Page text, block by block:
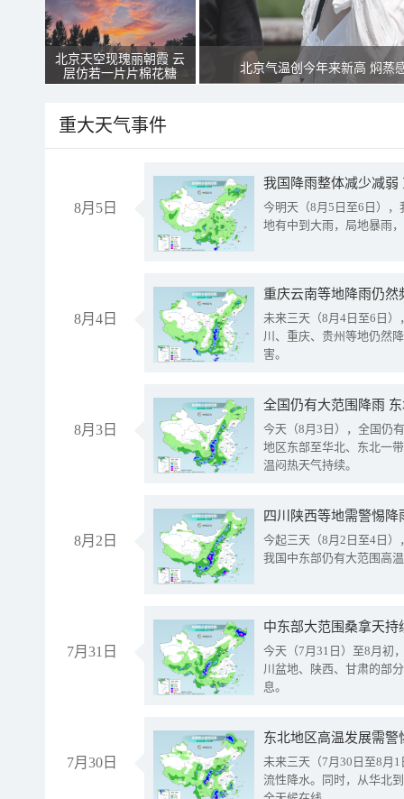
北京天空现瑰丽朝霞 云
层仿若一片片棉花糖
北京气温创今年来新高 焖蒸
重大天气事件
8月5日
我国降雨整体减少减弱
今明天（8月5日至6日）
地有中到大雨，局地暴雨
8月4日
重庆云南等地降雨仍然
未来三天（8月4日至6日
川、重庆、贵州等地仍然
害。
8月3日
全国仍有大范围降雨
今天（8月3日），全国仍
地区东部至华北、东北一
温闷热天气持续。
8月2日
今起三天（8月2日至4日
我国中东部仍有大范围高
7月31日
中东部大范围桑拿天
今天（7月31日）至8月初
川盆地、陕西、甘肃的部
息。
7月30日
东北地区高温发展需
未来三天（7月30日至8月
流性降水。同时，从华北